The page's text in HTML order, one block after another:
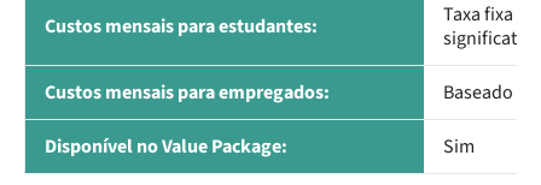
Custos mensais para estudantes:
Taxa fixa
Custos mensais para empregados: Baseado
Disponível no Value Package: Sim